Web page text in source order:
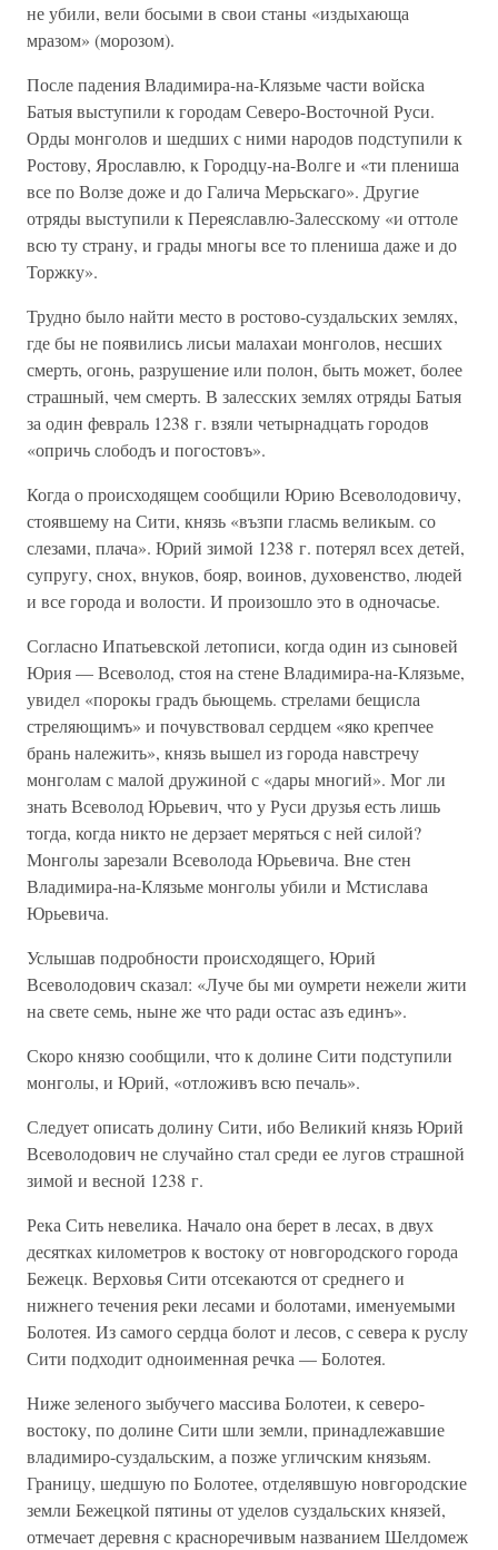
не убили, вели босыми в свои станы «издыхающа
мразом» (морозом).
После падения Владимира-на-Клязьме части войска
Батыя выступили к городам Северо-Восточной Руси.
Орды монголов и шедших с ними народов подступили к
Ростову, Ярославлю, к Городцу-на-Волге и «ти плениша
все по Волзе доже и до Галича Мерьскаго». Другие
отряды выступили к Переяславлю-Залесскому «и оттоле
всю ту страну, и грады многы все то плениша даже и до
Торжку».
Трудно было найти место в ростово-суздальских землях,
где бы не появились лисьи малахаи монголов, несших
смерть, огонь, разрушение или полон, быть может, более
страшный, чем смерть. В залесских землях отряды Батыя
за один февраль 1238 г. взяли четырнадцать городов
«опричь слободъ и погостовъ».
Когда о происходящем сообщили Юрию Всеволодовичу,
стоявшему на Сити, князь «възпи гласмь великым. со
слезами, плача». Юрий зимой 1238 г. потерял всех детей,
супругу, снох, внуков, бояр, воинов, духовенство, людей
и все города и волости. И произошло это в одночасье.
Согласно Ипатьевской летописи, когда один из сыновей
Юрия — Всеволод, стоя на стене Владимира-на-Клязьме,
увидел «порокы градъ бьющемь. стрелами бещисла
стреляющимъ» и почувствовал сердцем «яко крепчее
брань належить», князь вышел из города навстречу
монголам с малой дружиной с «дары многий». Мог ли
знать Всеволод Юрьевич, что у Руси друзья есть лишь
тогда, когда никто не дерзает меряться с ней силой?
Монголы зарезали Всеволода Юрьевича. Вне стен
Владимира-на-Клязьме монголы убили и Мстислава
Юрьевича.
Услышав подробности происходящего, Юрий
Всеволодович сказал: «Луче бы ми оумрети нежели жити
на свете семь, ныне же что ради остас азъ единъ».
Скоро князю сообщили, что к долине Сити подступили
монголы, и Юрий, «отложивъ всю печаль».
Следует описать долину Сити, ибо Великий князь Юрий
Всеволодович не случайно стал среди ее лугов страшной
зимой и весной 1238 г.
Река Сить невелика. Начало она берет в лесах, в двух
десятках километров к востоку от новгородского города
Бежецк. Верховья Сити отсекаются от среднего и
нижнего течения реки лесами и болотами, именуемыми
Болотея. Из самого сердца болот и лесов, с севера к руслу
Сити подходит одноименная речка — Болотея.
Ниже зеленого зыбучего массива Болотеи, к северо-
востоку, по долине Сити шли земли, принадлежавшие
владимиро-суздальским, а позже угличским князьям.
Границу, шедшую по Болотее, отделявшую новгородские
земли Бежецкой пятины от уделов суздальских князей,
отмечает деревня с красноречивым названием Шелдомеж